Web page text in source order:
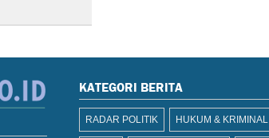
KATEGORI BERITA
RADAR POLITIK HUKUM & KRIMINAL